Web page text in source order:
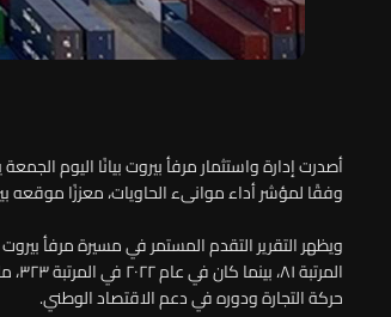
وفقًا لمؤشر أداء موانىء الحاويات، معززًا موقعه
حركة التجارة ودوره في دعم الاقتصاد الوطني.